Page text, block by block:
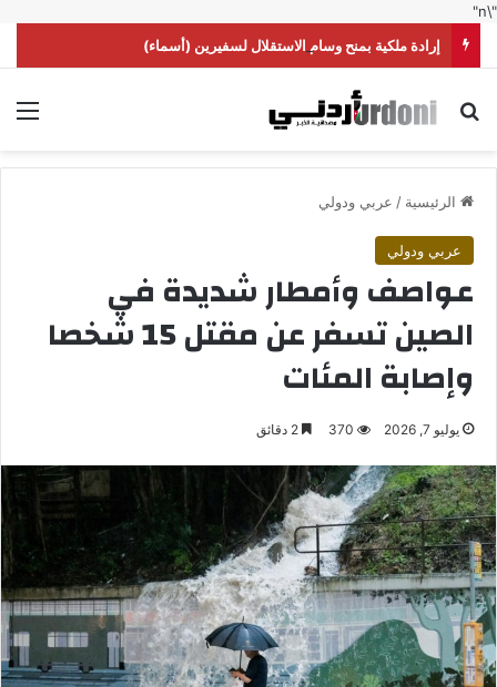
"\n"
إرادة ملكية بمنح وسام الاستقلال لسفيرين (أسماء)
بحث عن
الرئيسية / عربي ودولي
عربي ودولي
عواصف وأمطار شديدة في
الصين تسفر عن مقتل 15 شخصا
وإصابة المئات
يوليو 7, 2026 370